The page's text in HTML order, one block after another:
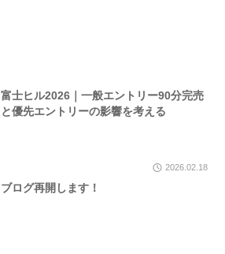
富士ヒル2026｜一般エントリー90分完売
と優先エントリーの影響を考える
2026.02.18
ブログ再開します！